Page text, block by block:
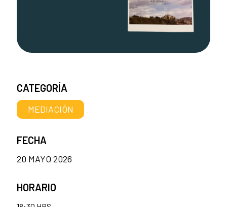
CATEGORÍA
MEDIACIÓN
FECHA
20 MAYO 2026
HORARIO